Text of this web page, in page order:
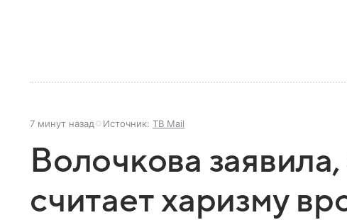
7 минут назад Источник: ТВ Mail
Волочкова
считает харизму